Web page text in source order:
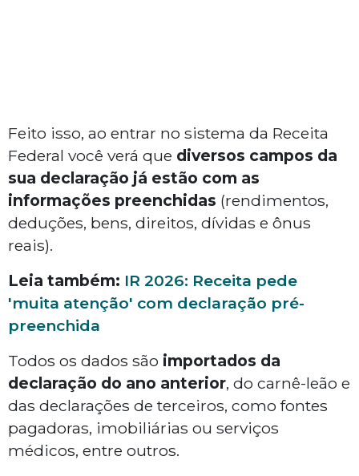
Feito isso, ao entrar no sistema da Receita
Federal você verá que diversos campos da
sua declaração já estão com as
informações preenchidas (rendimentos,
deduções, bens, direitos, dívidas e ônus
reais).
Leia também: IR 2026: Receita pede
'muita atenção' com declaração pré-
preenchida
Todos os dados são importados da
declaração do ano anterior, do carnê-leão e
das declarações de terceiros, como fontes
pagadoras, imobiliárias ou serviços
médicos, entre outros.